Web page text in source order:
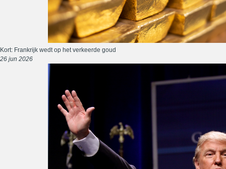
Kort: Frankrijk wedt op het verkeerde goud
26 jun 2026